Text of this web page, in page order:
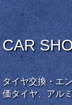
CAR
タイヤ交換・エ
価タイヤ、アル